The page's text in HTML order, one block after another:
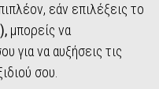
εάν επιλέξεις το
μπορείς να
για να αυξήσεις τις
σου.